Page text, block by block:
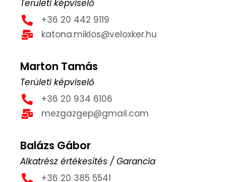
Területi képviselő
+36 20 442 9119
katona.miklos@veloxker.hu
Marton Tamás
Területi képviselő
+36 20 934 6106
mezgazgep@gmail.com
Balázs Gábor
Alkatrész értékesítés / Garancia
+36 20 385 5541